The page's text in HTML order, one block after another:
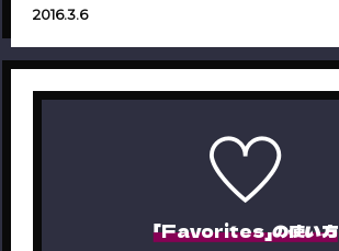
2016.3.6
「Favorites」の使い方